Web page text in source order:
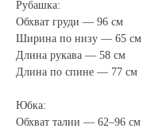
Рубашка:
Обхват груди — 96 см
Ширина по низу — 65 см
Длина рукава — 58 см
Длина по спине — 77 см
Юбка:
Обхват талии — 62–96 см